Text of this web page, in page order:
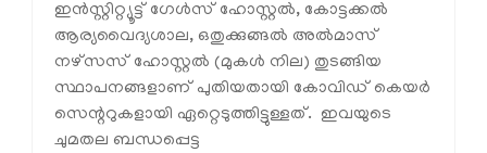
ഇന്‍സ്റ്റിറ്റ്യൂട്ട് ഗേള്‍സ് ഹോസ്റ്റല്‍, കോട്ടക്കല്‍
ആര്യവൈദ്യശാല, ഒതുക്കുങ്ങല്‍ അല്‍മാസ്
നഴ്‌സസ് ഹോസ്റ്റല്‍ (മുകള്‍ നില) തുടങ്ങിയ
സ്ഥാപനങ്ങളാണ് പുതിയതായി കോവിഡ് കെയര്‍
സെന്ററുകളായി ഏറ്റെടുത്തിട്ടുള്ളത്. ഇവയുടെ
ചുമതല ബന്ധപ്പെട്ട